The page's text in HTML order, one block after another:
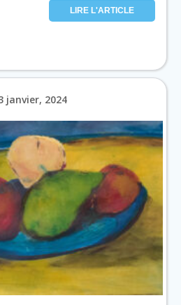
LIRE L'ARTICLE
janvier, 2024